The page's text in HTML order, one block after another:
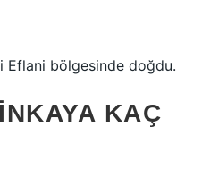
Eflani bölgesinde doğdu.
KAÇ